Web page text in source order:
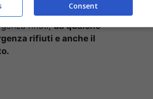
rifiuti,da qualche
rifiuti e anche il
Consent